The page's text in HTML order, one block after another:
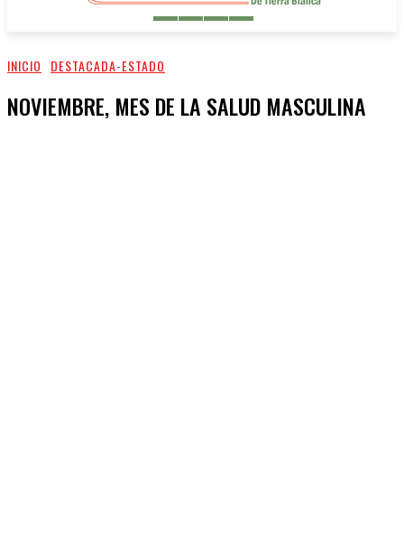
INICIO DESTACADA-ESTADO
NOVIEMBRE, MES DE LA SALUD MASCULINA